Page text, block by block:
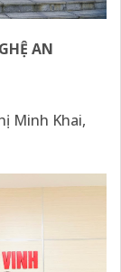
AN
Minh Khai,